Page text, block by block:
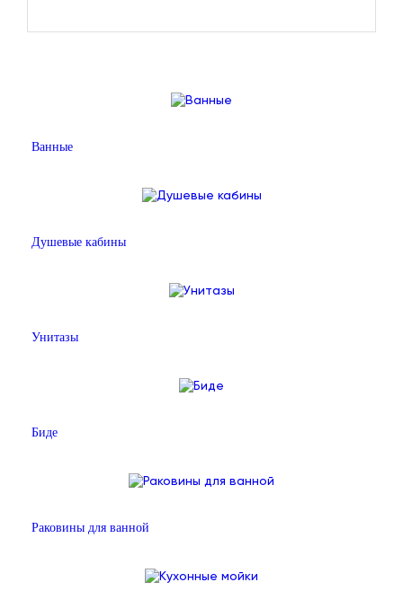
Ванные
Душевые кабины
Унитазы
Биде
Раковины для ванной